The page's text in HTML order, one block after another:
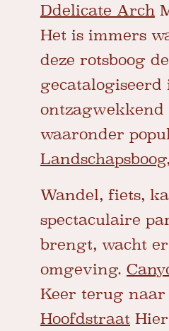
Ddelicate Arch
Het is immers
deze rotsboog
ontzagwekkend
waaronder
Landschapsboog,
Wandel, fiets,
spectaculaire
brengt, wacht
omgeving.
Keer terug naar
Hoofdstraat